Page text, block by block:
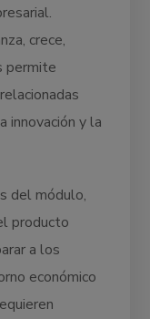
crece,
permite
innovación y la
del módulo,
producto
a los
económico